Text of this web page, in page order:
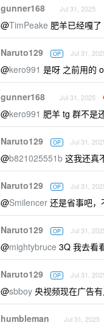
gunner168 Jul 31, 2025
@TimPeake 肥羊已经嘎了
Naruto129 OP Jul 31,
@kero991 是呀 之前用的
gunner168 Jul 31, 2025
@kero991 肥羊 tg 群不是
Naruto129 OP Jul 31,
@b821025551b 这我还真
Naruto129 OP Jul 31,
@Smilencer 还是省事吧，
Naruto129 OP Jul 31,
@mightybruce 3Q 我去看
Naruto129 OP Jul 31,
@sbboy 央视频现在广告
humbleman Jul 31, 2025